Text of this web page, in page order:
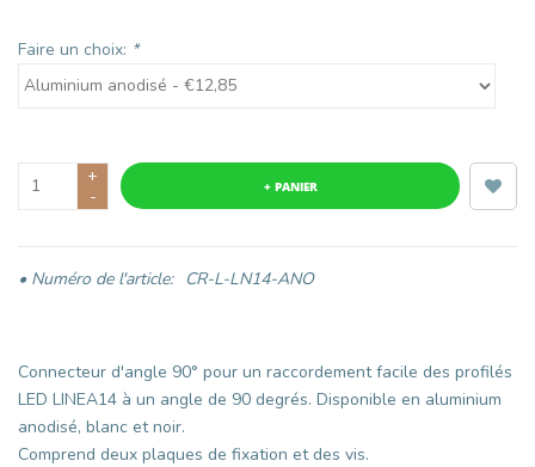
Faire un choix: *
+
-
+ PANIER
• Numéro de l'article: CR-L-LN14-ANO
Connecteur d'angle 90° pour un raccordement facile des profilés
LED LINEA14 à un angle de 90 degrés. Disponible en aluminium
anodisé, blanc et noir.
Comprend deux plaques de fixation et des vis.